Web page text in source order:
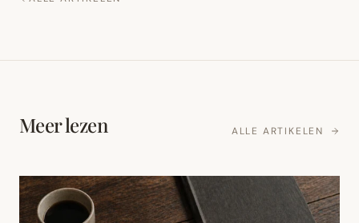
Meer lezen ALLE ARTIKELEN